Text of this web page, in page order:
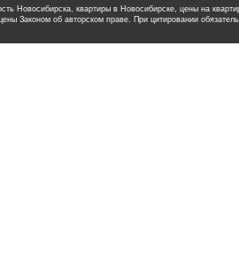
Новосибирска, квартиры в Новосибирске, цены на
Законом об авторском праве. При цитировании